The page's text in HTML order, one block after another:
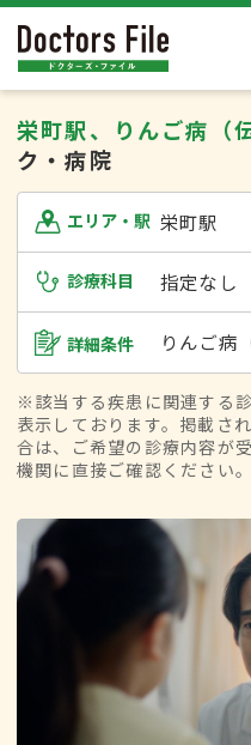
栄町駅、りんご病（
ク・病院
エリア・駅 栄町駅
診療科目 指定なし
詳細条件 りんご病
※該当する疾患に関連する
表示しております。掲載さ
合は、ご希望の診療内容が
機関に直接ご確認ください。